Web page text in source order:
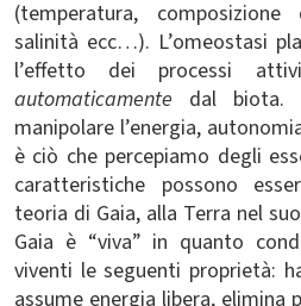
(temperatura, composizione
salinità ecc…). L’omeostasi
l’effetto dei processi
automaticamente dal biota.
manipolare l’energia,
è ciò che percepiamo degli
caratteristiche possono
teoria di Gaia, alla Terra nel
Gaia è “viva” in quanto
viventi le seguenti proprietà:
assume energia libera,